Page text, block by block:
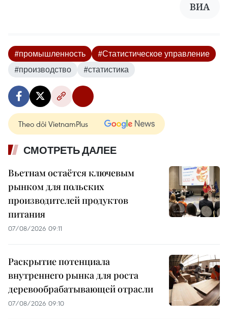
ВИА
#промышленность
#Статистическое управление
#производство
#статистика
Theo dõi VietnamPlus
СМОТРЕТЬ ДАЛЕЕ
Вьетнам остаётся ключевым
рынком для польских
производителей продуктов
питания
07/08/2026 09:11
Раскрытие потенциала
внутреннего рынка для роста
деревообрабатывающей отрасли
07/08/2026 09:10